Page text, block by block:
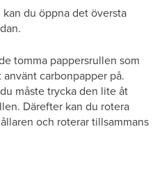
du öppna det översta
tomma pappersrullen som
carbonpapper på.
måste trycka den lite åt
Därefter kan du rotera
och roterar tillsammans